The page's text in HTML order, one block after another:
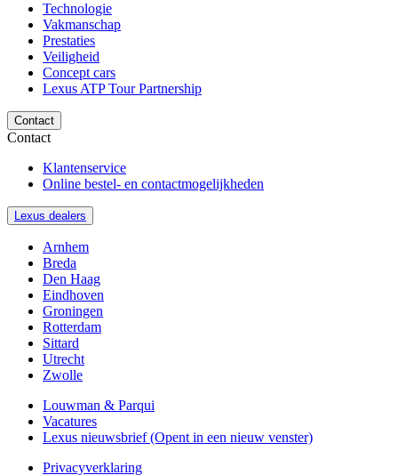
Technologie
Vakmanschap
Prestaties
Veiligheid
Concept cars
Lexus ATP Tour Partnership
Contact
Contact
Klantenservice
Online bestel- en contactmogelijkheden
Lexus dealers
Arnhem
Breda
Den Haag
Eindhoven
Groningen
Rotterdam
Sittard
Utrecht
Zwolle
Louwman & Parqui
Vacatures
Lexus nieuwsbrief(Opent in een nieuw venster)
Privacyverklaring